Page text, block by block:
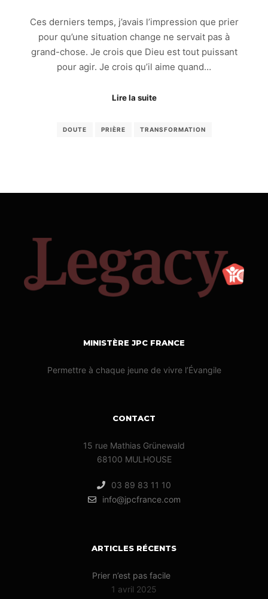
Ces derniers temps, j’avais l’impression que prier
pour qu’une situation change ne servait pas à
grand-chose. Je crois que Dieu est tout puissant
pour agir. Je crois qu’il aime quand…
Lire la suite
DOUTE PRIÈRE TRANSFORMATION
MINISTÈRE JPC FRANCE
Permettre à chaque jeune de vivre l’Évangile
CONTACT
15 rue Mathias Grünewald
68100 MULHOUSE
03 89 83 11 10
info@jpcfrance.com
ARTICLES RÉCENTS
Prier n’est pas facile
1 avril 2025